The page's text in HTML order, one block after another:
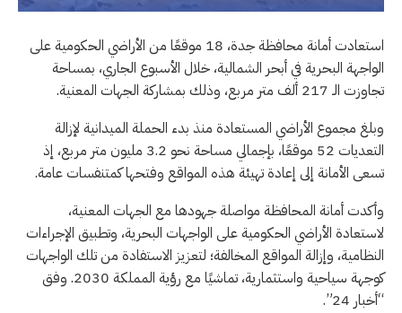
استعادت أمانة محافظة جدة، 18 موقعًا من الأراضي الحكومية على
الواجهة البحرية في أبحر الشمالية، خلال الأسبوع الجاري، بمساحة
تجاوزت الـ 217 ألف متر مربع، وذلك بمشاركة الجهات المعنية.
وبلغ مجموع الأراضي المستعادة منذ بدء الحملة الميدانية لإزالة
التعديات 52 موقعًا، بإجمالي مساحة نحو 3.2 مليون متر مربع، إذ
تسعى الأمانة إلى إعادة تهيئة هذه المواقع وفتحها كمتنفسات عامة.
وأكدت أمانة المحافظة مواصلة جهودها مع الجهات المعنية،
لاستعادة الأراضي الحكومية على الواجهات البحرية، وتطبيق الإجراءات
النظامية، وإزالة المواقع المخالفة؛ لتعزيز الاستفادة من تلك الواجهات
كوجهة سياحية واستثمارية، تماشيًا مع رؤية المملكة 2030. وفق
“أخبار 24”.